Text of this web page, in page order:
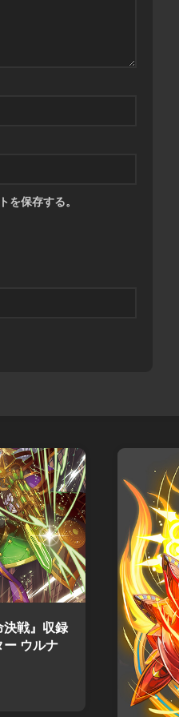
保存する。
戦』収録
ー ウルナ